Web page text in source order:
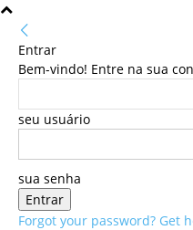
Entrar
Bem-vindo! Entre na sua
seu usuário
sua senha
Forgot your password? Get